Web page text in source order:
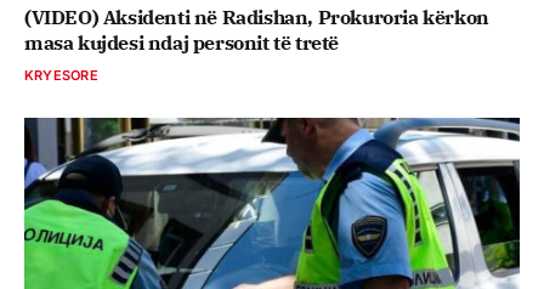
(VIDEO) Aksidenti në Radishan, Prokuroria kërkon
masa kujdesi ndaj personit të tretë
KRYESORE